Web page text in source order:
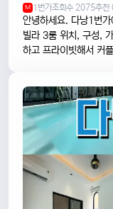
M 1번가조회수 2075추천
안녕하세요. 다낭1번
빌라 3룸 위치, 구성, 가격에
하고 프라이빗해서 커